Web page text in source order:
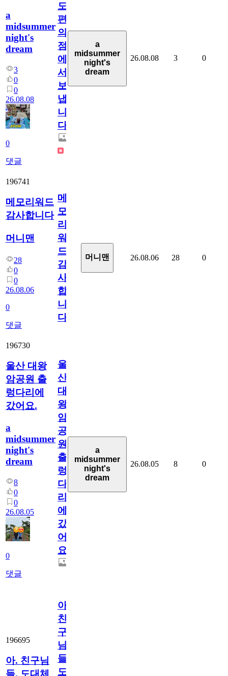
a
midsummer
night's
dream
3
0
0
26.08.08
0
댓글
도
편
의
점
에
서
보
냅
니
다.
a
midsummer
night's
dream
26.08.08 3 0
196741
메모리워드
감사합니다
머니맨
28
0
0
26.08.06
0
댓글
메
모
리
워
드
감
사
합
니
다
머니맨 26.08.06 28 0
196730
울산 대왕
암공원 출
렁다리에
갔어요.
a
midsummer
night's
dream
8
0
0
26.08.05
0
댓글
울
산
대
왕
암
공
원
출
렁
다
리
에
갔
어
요.
a
midsummer
night's
dream
26.08.05 8 0
196695
아. 친구님
들. 도대체
아.
친
구
님
들.
도